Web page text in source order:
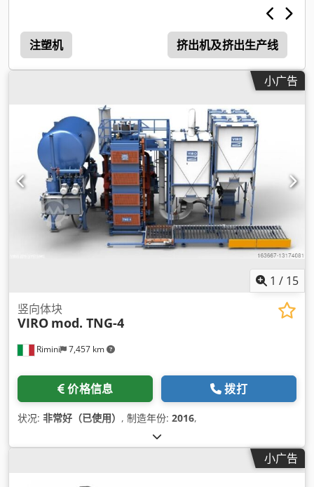
注塑机 挤出机及挤出生产线
小广告
1 / 15
Rimini 7,457 km
竖向体块
VIRO mod. TNG-4
价格信息 拨打
状况: 非常好（已使用） , 制造年份: 2016,
小广告